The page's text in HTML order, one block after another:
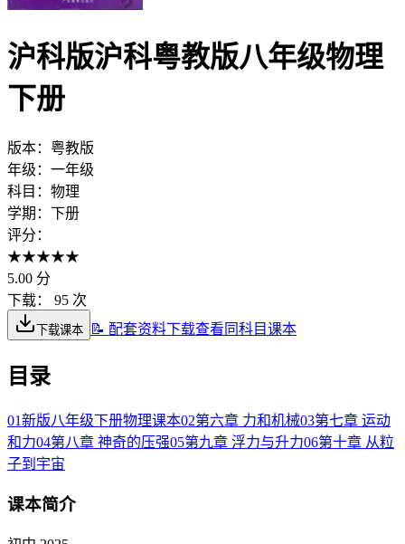
沪科版沪科粤教版八年级物理
下册
版本： 粤教版
年级： 一年级
科目： 物理
学期： 下册
评分：
★★★★★
5.00 分
下载：
95 次
下载课本 📝 配套资料下载查看同科目课本
目录
01新版八年级下册物理课本02第六章 力和机械03第七章 运动
和力04第八章 神奇的压强05第九章 浮力与升力06第十章 从粒
子到宇宙
课本简介